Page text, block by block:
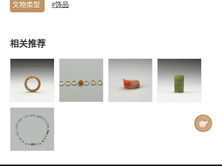
文物类型: #饰品
相关推荐
王玺家族墓 |
玉环